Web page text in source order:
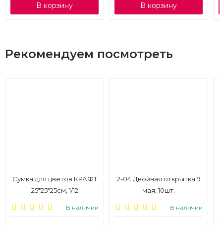
В корзину В корзину
Рекомендуем посмотреть
Сумка для цветов КРАФТ
25*25*25см, 1/12
В наличии
2-04 Двойная открытка 9
мая, 10шт.
В наличии